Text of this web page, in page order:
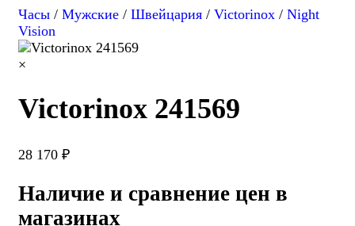
Часы / Мужские / Швейцария / Victorinox / Night
Vision
×
Victorinox 241569
28 170 ₽
Наличие и сравнение цен в
магазинах